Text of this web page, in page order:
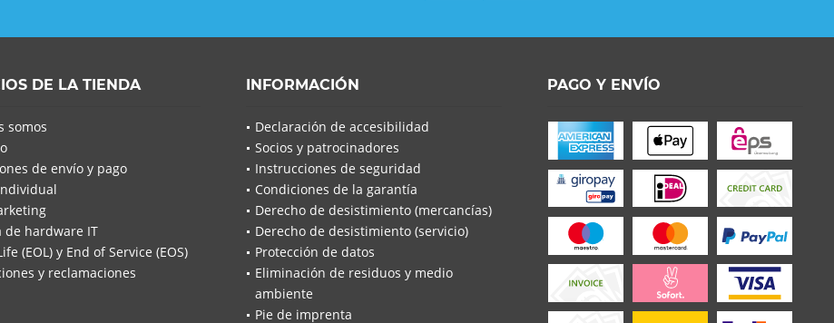
DE LA TIENDA
somos
de envío y pago
de hardware IT
(EOL) y End of Service (EOS)
y reclamaciones
INFORMACIÓN
Declaración de accesibilidad
Socios y patrocinadores
Instrucciones de seguridad
Condiciones de la garantía
Derecho de desistimiento (mercancías)
Derecho de desistimiento (servicio)
Protección de datos
Eliminación de residuos y medio
ambiente
Pie de imprenta
PAGO Y ENVÍO